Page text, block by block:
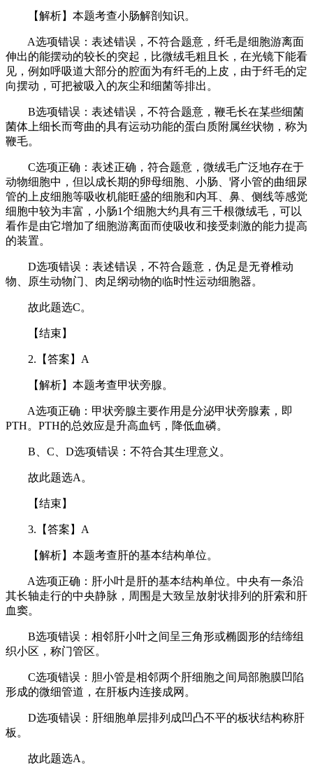
【解析】本题考查小肠解剖知识。
A选项错误：表述错误，不符合题意，纤毛是细胞游离面
伸出的能摆动的较长的突起，比微绒毛粗且长，在光镜下能看
见，例如呼吸道大部分的腔面为有纤毛的上皮，由于纤毛的定
向摆动，可把被吸入的灰尘和细菌等排出。
B选项错误：表述错误，不符合题意，鞭毛长在某些细菌
菌体上细长而弯曲的具有运动功能的蛋白质附属丝状物，称为
鞭毛。
C选项正确：表述正确，符合题意，微绒毛广泛地存在于
动物细胞中，但以成长期的卵母细胞、小肠、肾小管的曲细尿
管的上皮细胞等吸收机能旺盛的细胞和内耳、鼻、侧线等感觉
细胞中较为丰富，小肠1个细胞大约具有三千根微绒毛，可以
看作是由它增加了细胞游离面而使吸收和接受刺激的能力提高
的装置。
D选项错误：表述错误，不符合题意，伪足是无脊椎动
物、原生动物门、肉足纲动物的临时性运动细胞器。
故此题选C。
【结束】
2.【答案】A
【解析】本题考查甲状旁腺。
A选项正确：甲状旁腺主要作用是分泌甲状旁腺素，即
PTH。PTH的总效应是升高血钙，降低血磷。
B、C、D选项错误：不符合其生理意义。
故此题选A。
【结束】
3.【答案】A
【解析】本题考查肝的基本结构单位。
A选项正确：肝小叶是肝的基本结构单位。中央有一条沿
其长轴走行的中央静脉，周围是大致呈放射状排列的肝索和肝
血窦。
B选项错误：相邻肝小叶之间呈三角形或椭圆形的结缔组
织小区，称门管区。
C选项错误：胆小管是相邻两个肝细胞之间局部胞膜凹陷
形成的微细管道，在肝板内连接成网。
D选项错误：肝细胞单层排列成凹凸不平的板状结构称肝
板。
故此题选A。